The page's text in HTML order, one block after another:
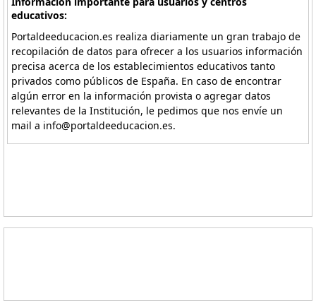
educativos:
Portaldeeducacion.es realiza diariamente un gran trabajo de
recopilación de datos para ofrecer a los usuarios información
precisa acerca de los establecimientos educativos tanto
privados como públicos de España. En caso de encontrar
algún error en la información provista o agregar datos
relevantes de la Institución, le pedimos que nos envíe un
mail a info@portaldeeducacion.es.